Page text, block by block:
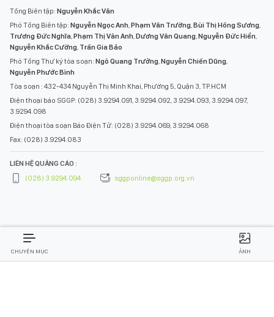
Tổng Biên tập: Nguyễn Khắc Văn
Phó Tổng Biên tập: Nguyễn Ngọc Anh,Phạm Văn Trường,Bùi Thị Hồng Sương,
Trương Đức Nghĩa,Phạm Thị Vân Anh,Dương Văn Quang,Nguyễn Đức Hiển,
Nguyễn Khắc Cường, Trần Gia Bảo
Phó Tổng Thư ký tòa soạn: Ngô Quang Trưởng,Nguyễn Chiến Dũng,
Nguyễn Phước Bình
Tòa soạn : 432-434 Nguyễn Thị Minh Khai, Phường 5, Quận 3, TP.HCM
Điện thoại báo SGGP: (028) 3.9294.091, 3.9294.092, 3.9294.093, 3.9294.097,
3.9294.098
Điện thoại tòa soạn Báo Điện Tử: (028) 3.9294.069, 3.9294.068
Fax: (028) 3.9294.083
LIÊN HỆ QUẢNG CÁO :
(028) 3.9294.094
sggponline@sggp.org.vn
CHUYÊN MỤC ẢNH